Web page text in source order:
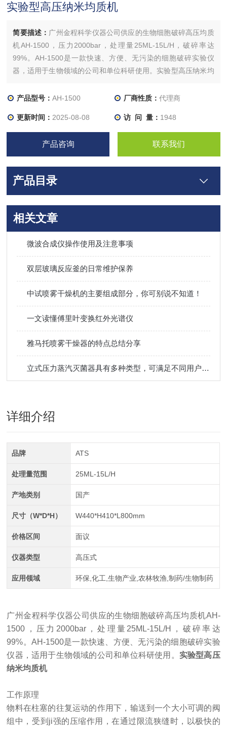
实验型高压纳米均质机
简要描述： 广州金程科学仪器公司供应的生物细胞破碎高压均质
机AH-1500，压力2000bar，处理量25ML-15L/H，破碎率达
99%。AH-1500是一款快速、方便、无污染的细胞破碎实验仪
器，适用于生物领域的公司和单位科研使用。实验型高压纳米均
产品型号：AH-1500 厂商性质： 代理商
更新时间： 2025-08-08 访 问 量： 1948
产品咨询 联系我们
产品目录
相关文章
微波合成仪操作使用及注意事项
双层玻璃反应釜的日常维护保养
中试喷雾干燥机的主要组成部分，你可别说不知道！
一文读懂傅里叶变换红外光谱仪
雅马托喷雾干燥器的特点总结分享
立式压力蒸汽灭菌器具有多种类型，可满足不同用户的需求
详细介绍
品牌 ATS
处理量范围 25ML-15L/H
产地类别 国产
尺寸（W*D*H） W440*H410*L800mm
价格区间 面议
仪器类型 高压式
应用领域 环保,化工,生物产业,农林牧渔,制药/生物制药
广州金程科学仪器公司供应的生物细胞破碎高压均质机AH-
1500 ，压力 2000bar，处理量25ML-15L/H，破碎率达
99%。 AH-1500是一款快速、方便、无污染的细胞破碎实验
仪器，适用于生物领域的公司和单位科研使用。 实验型高压
纳米均质机
工作原理
物料在柱塞的往复运动的作用下，输送到一个大小可调的阀
组中，受到ji强的压缩作用，在通过限流狭缝时，以极快的